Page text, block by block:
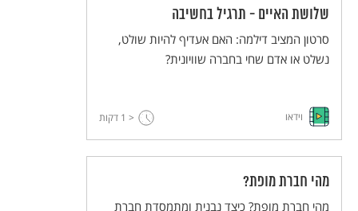
חילונית.
שלושת האיים - תרגיל בחשיבה
סרטון המציב דילמה: האם אעדיף להיות שולט,
נשלט או אדם שחי בחברה שוויונית?
וידאו < 1 דקות
מהי חברת מופת?
מהי חברת מופת? כיצד נבנית ומתמסדת חברת